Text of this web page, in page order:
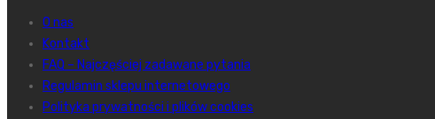
O nas
Kontakt
FAQ – Najczęściej zadawane pytania
Regulamin sklepu internetowego
Polityka prywatności i plików cookies